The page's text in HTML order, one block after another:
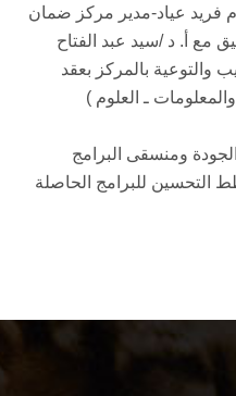
فريد عياد-مدير مركز ضمان
مع أ. د /سيد عبد الفتاح
والتوعية بالمركز بعقد
ـ العلوم )
ومنسقى البرامج
التحسين للبرامج الحاصلة